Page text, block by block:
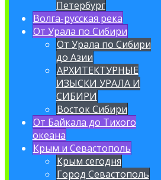
Петербург
Волга-русская река
От Урала по Сибири
От Урала по Сибири
до Азии
АРХИТЕКТУРНЫЕ
ИЗЫСКИ УРАЛА И
СИБИРИ
Восток Сибири
От Байкала до Тихого
океана
Крым и Севастополь
Крым сегодня
Город Севастополь